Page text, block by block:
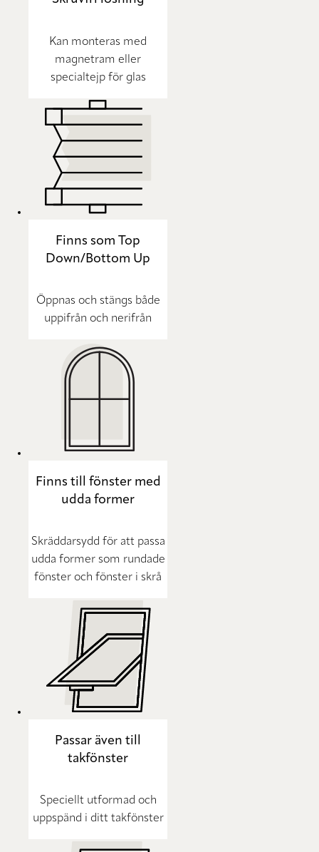
Kan monteras med
magnetram eller
specialtejp för glas
Finns som Top
Down/Bottom Up
Öppnas och stängs både
uppifrån och nerifrån
Finns till fönster med
udda former
Skräddarsydd för att passa
udda former som rundade
fönster och fönster i skrå
Passar även till
takfönster
Speciellt utformad och
uppspänd i ditt takfönster